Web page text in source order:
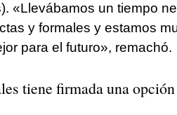
«Llevábamos un tiempo
y formales y estamos
para el futuro», remachó.
tiene firmada una